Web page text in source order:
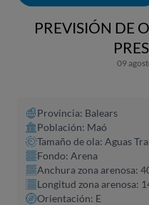
PREVISIÓN DE
09
Provincia: Balears
Población: Maó
Tamaño de ola: Aguas
Fondo: Arena
Anchura zona arenosa:
Longitud zona arenosa:
Orientación: E